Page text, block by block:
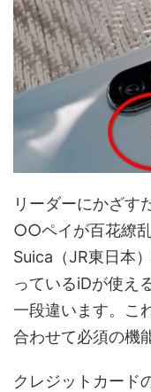
リーダーにかざす
○○ペイが百花繚
Suica（JR東日本
っているiDが使え
一段違います。こ
合わせて必須の機
クレジットカード